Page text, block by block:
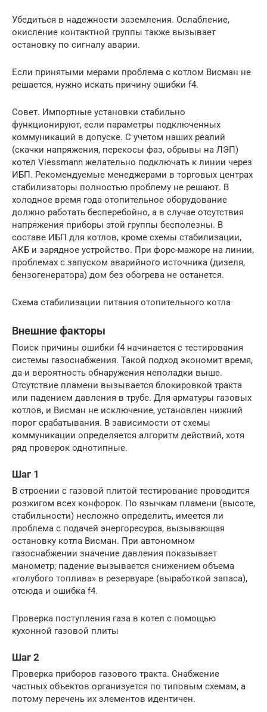
Убедиться в надежности заземления. Ослабление,
окисление контактной группы также вызывает
остановку по сигналу аварии.
Если принятыми мерами проблема с котлом Висман не
решается, нужно искать причину ошибки f4.
Совет. Импортные установки стабильно
функционируют, если параметры подключенных
коммуникаций в допуске. С учетом наших реалий
(скачки напряжения, перекосы фаз, обрывы на ЛЭП)
котел Viessmann желательно подключать к линии через
ИБП. Рекомендуемые менеджерами в торговых центрах
стабилизаторы полностью проблему не решают. В
холодное время года отопительное оборудование
должно работать бесперебойно, а в случае отсутствия
напряжения приборы этой группы бесполезны. В
составе ИБП для котлов, кроме схемы стабилизации,
АКБ и зарядное устройство. При форс-мажоре на линии,
проблемах с запуском аварийного источника (дизеля,
бензогенератора) дом без обогрева не останется.
Схема стабилизации питания отопительного котла
Внешние факторы
Поиск причины ошибки f4 начинается с тестирования
системы газоснабжения. Такой подход экономит время,
да и вероятность обнаружения неполадки выше.
Отсутствие пламени вызывается блокировкой тракта
или падением давления в трубе. Для арматуры газовых
котлов, и Висман не исключение, установлен нижний
порог срабатывания. В зависимости от схемы
коммуникации определяется алгоритм действий, хотя
ряд проверок однотипные.
Шаг 1
В строении с газовой плитой тестирование проводится
розжигом всех конфорок. По язычкам пламени (высоте,
стабильности) несложно определить, имеется ли
проблема с подачей энергоресурса, вызывающая
остановку котла Висман. При автономном
газоснабжении значение давления показывает
манометр; падение вызывается снижением объема
«голубого топлива» в резервуаре (выработкой запаса),
отсюда и ошибка f4.
Проверка поступления газа в котел с помощью
кухонной газовой плиты
Шаг 2
Проверка приборов газового тракта. Снабжение
частных объектов организуется по типовым схемам, а
потому перечень их элементов идентичен.